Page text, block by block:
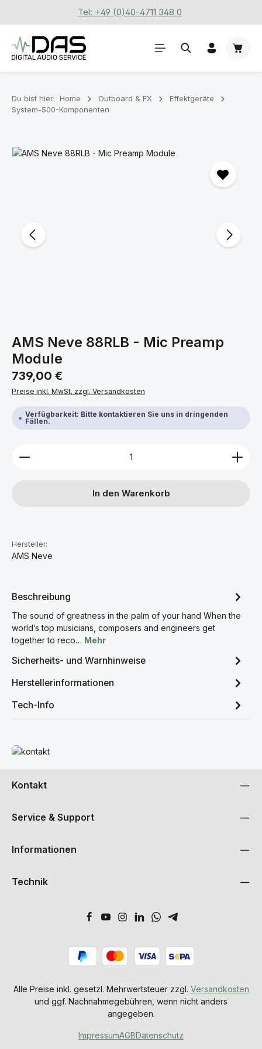
Zum Hauptinhalt springenTel: +49 (0)40-4711 348 0
Du bist hier: Home Outboard & FX
Effektgeräte
System-500-Komponenten
Bildergalerie überspringen
AMS Neve 88RLB - Mic Preamp
Module
Regulärer Preis:
739,00 €
Preise inkl. MwSt. zzgl. Versandkosten
Verfügbarkeit: Bitte kontaktieren Sie uns in dringenden
Fällen.
Produkt Anzahl: Gib den gewünschten Wert ein
In den Warenkorb
Hersteller:
AMS Neve
Beschreibung
The sound of greatness in the palm of your hand When the
world’s top musicians, composers and engineers get
together to reco… Mehr
Sicherheits- und Warnhinweise
Herstellerinformationen
Tech-Info
Mehr erfahren
Kontakt
Service & Support
Informationen
Technik
Alle Preise inkl. gesetzl. Mehrwertsteuer zzgl. Versandkosten
und ggf. Nachnahmegebühren, wenn nicht anders
angegeben.
ImpressumAGBDatenschutz